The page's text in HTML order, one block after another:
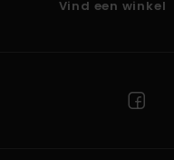
Vind een winkel